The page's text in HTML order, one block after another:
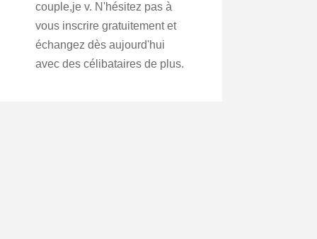
couple,je v. N'hésitez pas à
vous inscrire gratuitement et
échangez dès aujourd'hui
avec des célibataires de plus.